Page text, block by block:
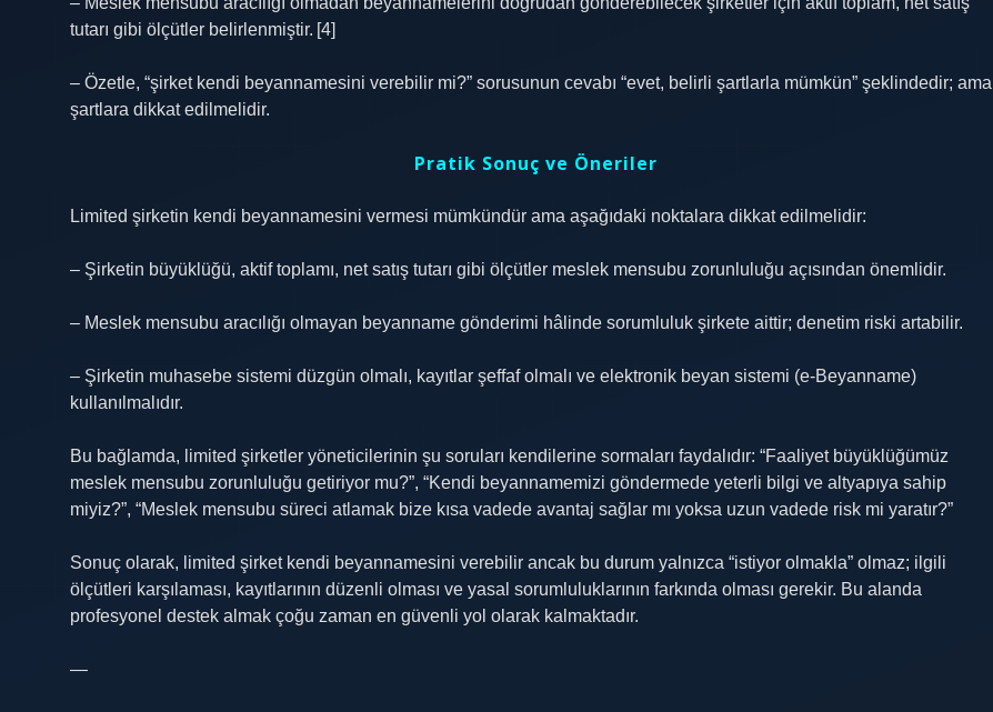
tutarı gibi ölçütler belirlenmiştir. [4]
– Özetle, “şirket kendi beyannamesini verebilir mi?” sorusunun cevabı “evet, belirli şartlarla mümkün” şeklindedir; ama
şartlara dikkat edilmelidir.
Pratik Sonuç ve Öneriler
Limited şirketin kendi beyannamesini vermesi mümkündür ama aşağıdaki noktalara dikkat edilmelidir:
– Şirketin büyüklüğü, aktif toplamı, net satış tutarı gibi ölçütler meslek mensubu zorunluluğu açısından önemlidir.
– Meslek mensubu aracılığı olmayan beyanname gönderimi hâlinde sorumluluk şirkete aittir; denetim riski artabilir.
– Şirketin muhasebe sistemi düzgün olmalı, kayıtlar şeffaf olmalı ve elektronik beyan sistemi (e‑Beyanname)
kullanılmalıdır.
Bu bağlamda, limited şirketler yöneticilerinin şu soruları kendilerine sormaları faydalıdır: “Faaliyet büyüklüğümüz
meslek mensubu zorunluluğu getiriyor mu?”, “Kendi beyannamemizi göndermede yeterli bilgi ve altyapıya sahip
miyiz?”, “Meslek mensubu süreci atlamak bize kısa vadede avantaj sağlar mı yoksa uzun vadede risk mi yaratır?”
Sonuç olarak, limited şirket kendi beyannamesini verebilir ancak bu durum yalnızca “istiyor olmakla” olmaz; ilgili
ölçütleri karşılaması, kayıtlarının düzenli olması ve yasal sorumluluklarının farkında olması gerekir. Bu alanda
profesyonel destek almak çoğu zaman en güvenli yol olarak kalmaktadır.
—